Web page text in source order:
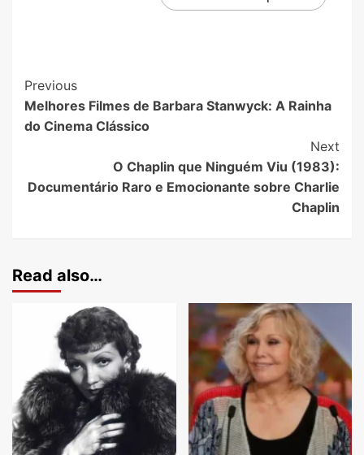
Previous
Melhores Filmes de Barbara Stanwyck: A Rainha
do Cinema Clássico
Next
O Chaplin que Ninguém Viu (1983):
Documentário Raro e Emocionante sobre Charlie
Chaplin
Read also…